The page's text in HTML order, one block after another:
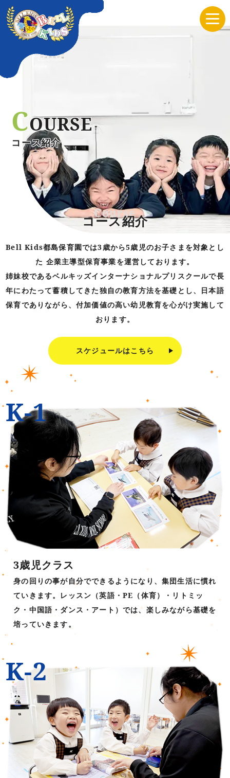
コース紹介
COURSE
Course
コース紹介
Bell Kids都島保育園では3歳から5歳児のお子さまを対象とし
た 企業主導型保育事業を運営しております。
姉妹校であるベルキッズインターナショナルプリスクールで長
年にわたって蓄積してきた独自の教育方法を基礎とし、日本語
保育でありながら、付加価値の高い幼児教育を心がけ実施して
おります。
スケジュールはこちら
K-1
3歳児クラス
身の回りの事が自分でできるようになり、集団生活に慣れ
ていきます。レッスン（英語・PE（体育）・リトミッ
ク・中国語・ダンス・アート）では、楽しみながら基礎を
培っていきます。
K-2